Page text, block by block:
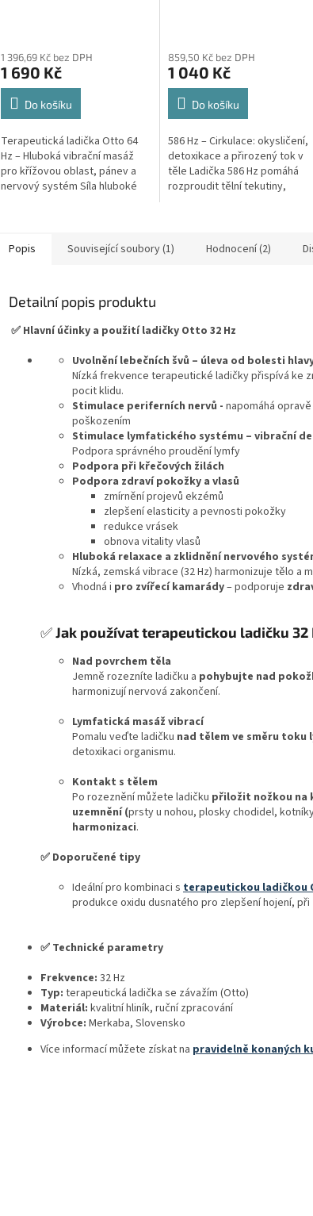
produktu
je
5,0
5
hvězdiček.
1 396,69 Kč bez DPH
1 690 Kč
Do košíku
Terapeutická ladička Otto 64
Hz – Hluboká vibrační masáž
pro křížovou oblast, pánev a
nervový systém Síla hluboké
produktu
je
5,0
5
hvězdiček.
859,50 Kč bez DPH
1 040 Kč
Do košíku
586 Hz – Cirkulace: okysličení,
detoxikace a přirozený tok v
těle Ladička 586 Hz pomáhá
rozproudit tělní tekutiny,
Popis Související soubory (1) Hodnocení (2)
Detailní popis produktu
✅ Hlavní účinky a použití ladičky Otto 32 Hz
Uvolnění lebečních švů – úleva od bolesti
Nízká frekvence terapeutické ladičky přispívá ke
pocit klidu.
Stimulace periferních nervů - napomáhá
poškozením
Stimulace lymfatického systému – vibrační
Podpora správného proudění lymfy
Podpora při křečových žilách
Podpora zdraví pokožky a vlasů
zmírnění projevů ekzémů
zlepšení elasticity a pevnosti pokožky
redukce vrásek
obnova vitality vlasů
Hluboká relaxace a zklidnění nervového
Nízká, zemská vibrace (32 Hz) harmonizuje tělo a
Vhodná i pro zvířecí kamarády– podporuje
✅Jak používat terapeutickou ladičku 32
Nad povrchem těla
Jemně rozezníte ladičku a pohybujte nad
harmonizují nervová zakončení.
Lymfatická masáž vibrací
Pomalu veďte ladičku nad tělem ve směru toku
detoxikaci organismu.
Kontakt s tělem
Po rozeznění můžete ladičku přiložit nožkou na
uzemnění (prsty u nohou, plosky chodidel,
harmonizaci.
✅ Doporučené tipy
Ideální pro kombinaci s terapeutickouladičkou
produkce oxidu dusnatého pro zlepšení hojení,
✅ Technické parametry
Frekvence: 32 Hz
Typ: terapeutická ladička se závažím (Otto)
Materiál: kvalitní hliník, ruční zpracování
Výrobce: Merkaba, Slovensko
Více informací můžete získat na pravidelně konaných